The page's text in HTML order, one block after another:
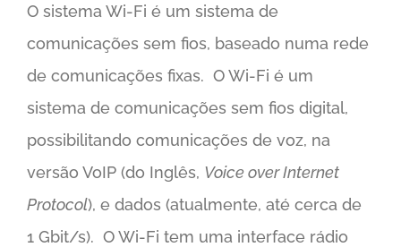
O sistema Wi-Fi é um sistema de
comunicações sem fios, baseado numa rede
de comunicações fixas. O Wi-Fi é um
sistema de comunicações sem fios digital,
possibilitando comunicações de voz, na
versão VoIP (do Inglês, Voice over Internet
Protocol), e dados (atualmente, até cerca de
1 Gbit/s). O Wi-Fi tem uma interface rádio